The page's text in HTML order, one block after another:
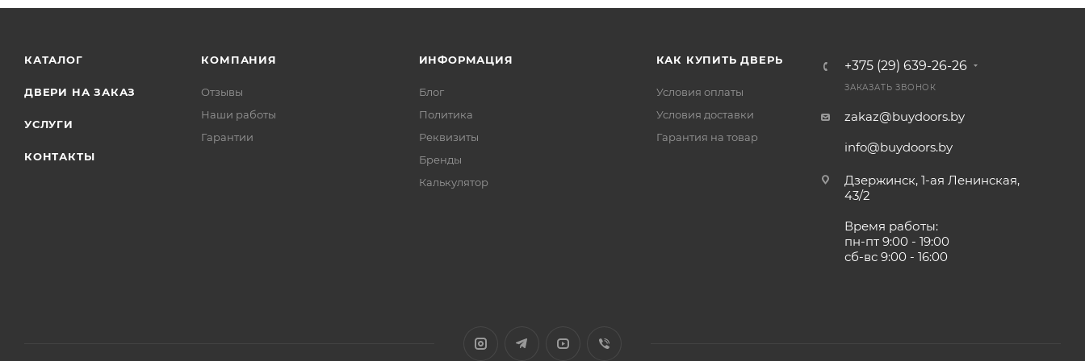
КАТАЛОГ
ДВЕРИ НА ЗАКАЗ
УСЛУГИ
КОНТАКТЫ
КОМПАНИЯ
Отзывы
Наши работы
Гарантии
ИНФОРМАЦИЯ
Блог
Политика
Реквизиты
Бренды
Калькулятор
КАК КУПИТЬ ДВЕРЬ
Условия оплаты
Условия доставки
Гарантия на товар
+375 (29) 639-26-26
ЗАКАЗАТЬ ЗВОНОК
zakaz@buydoors.by
info@buydoors.by
Дзержинск, 1-ая Ленинская,
43/2
Время работы:
пн-пт 9:00 - 19:00
сб-вс 9:00 - 16:00